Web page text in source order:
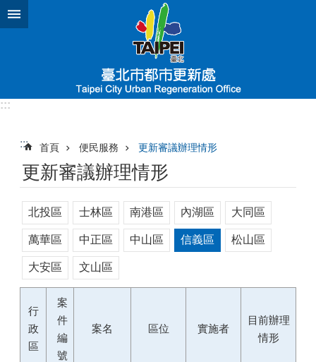
跳到主要內容區塊
:::
::: 首頁 便民服務 更新審議辦理情形
更新審議辦理情形
北投區 士林區 南港區 內湖區 大同區
萬華區 中正區 中山區 信義區 松山區
大安區 文山區
行
政
區
案
件
編
號
案名 區位 實施者
目前辦理
情形